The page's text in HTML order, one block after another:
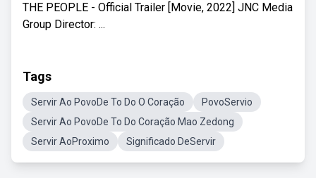
THE PEOPLE - Official Trailer [Movie, 2022] JNC Media
Group Director: ...
Tags
Servir Ao PovoDe To Do O Coração
PovoServio
Servir Ao PovoDe To Do Coração Mao Zedong
Servir AoProximo
Significado DeServir